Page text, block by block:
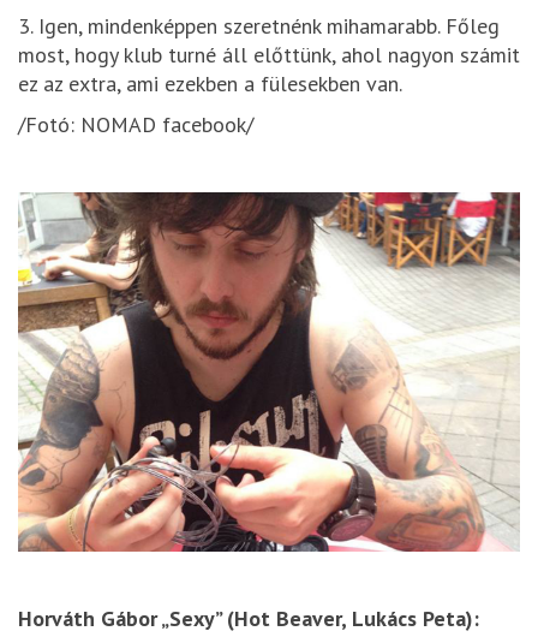
3. Igen, mindenképpen szeretnénk mihamarabb. Főleg
most, hogy klub turné áll előttünk, ahol nagyon számit
ez az extra, ami ezekben a fülesekben van.
/Fotó: NOMAD facebook/
Horváth Gábor „Sexy” (Hot Beaver, Lukács Peta):